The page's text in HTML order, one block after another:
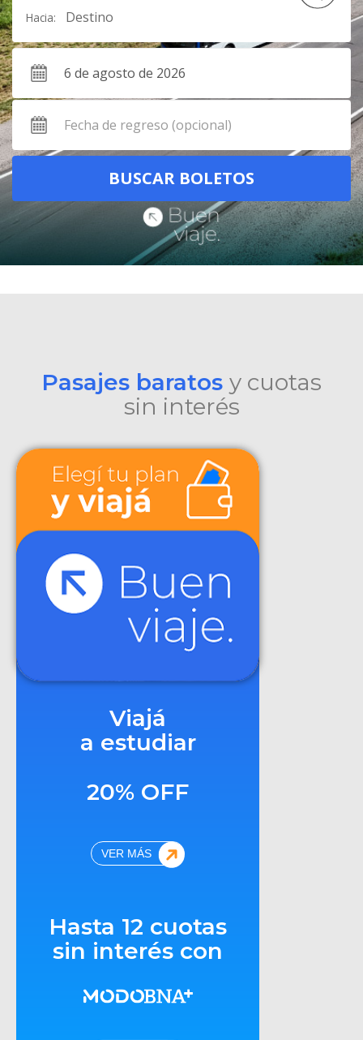
Pasajes baratos y cuotas
sin interés
Viajá
a estudiar
20% OFF
VER MÁS
Hasta 12 cuotas
sin interés con